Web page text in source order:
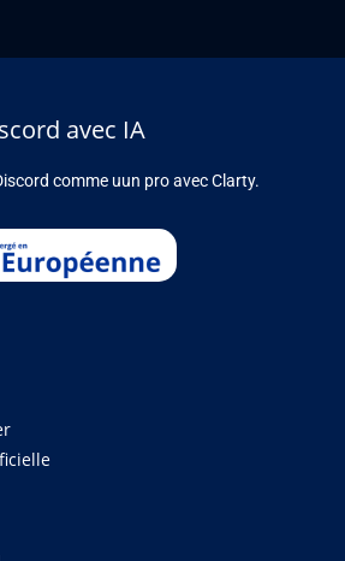
avec IA
comme uun pro avec Clarty.